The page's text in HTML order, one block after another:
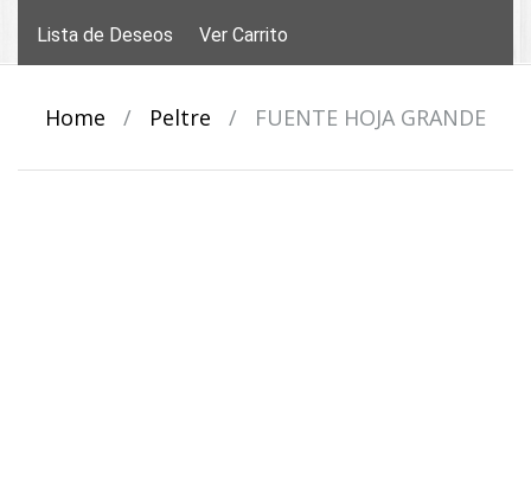
Lista de Deseos Ver Carrito
Home / Peltre / FUENTE HOJA GRANDE